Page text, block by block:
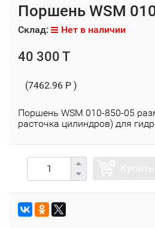
Поршень WSM
Склад: Нет в наличии
40 300 T
(7462.96 P )
Поршень WSM 010-850-05
расточка цилиндров) для